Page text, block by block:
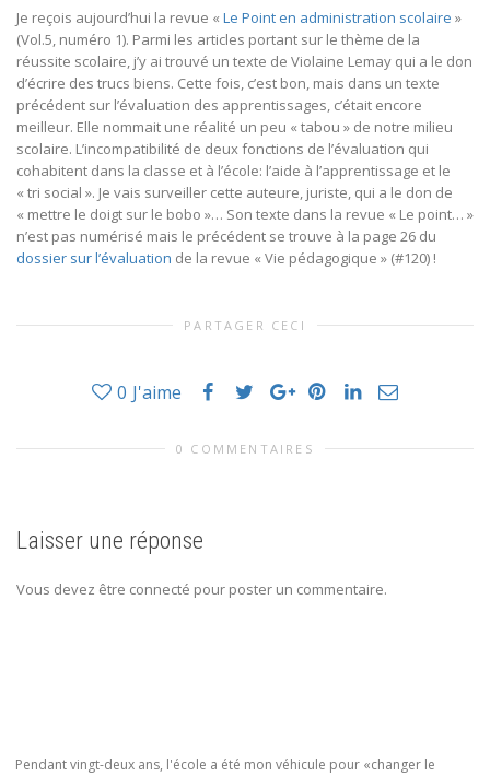
Je reçois aujourd’hui la revue « Le Point en administration scolaire »
(Vol.5, numéro 1). Parmi les articles portant sur le thème de la
réussite scolaire, j’y ai trouvé un texte de Violaine Lemay qui a le don
d’écrire des trucs biens. Cette fois, c’est bon, mais dans un texte
précédent sur l’évaluation des apprentissages, c’était encore
meilleur. Elle nommait une réalité un peu « tabou » de notre milieu
scolaire. L’incompatibilité de deux fonctions de l’évaluation qui
cohabitent dans la classe et à l’école: l’aide à l’apprentissage et le
« tri social ». Je vais surveiller cette auteure, juriste, qui a le don de
« mettre le doigt sur le bobo »… Son texte dans la revue « Le point… »
n’est pas numérisé mais le précédent se trouve à la page 26 du
dossier sur l’évaluation de la revue « Vie pédagogique » (#120) !
PARTAGER CECI
0 J'aime
0 COMMENTAIRES
Laisser une réponse
Vous devez être connecté pour poster un commentaire.
Pendant vingt-deux ans, l'école a été mon véhicule pour «changer le